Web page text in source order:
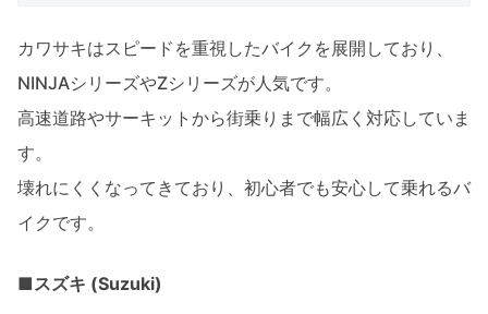
カワサキはスピードを重視したバイクを展開しており、
NINJAシリーズやZシリーズが人気です。
高速道路やサーキットから街乗りまで幅広く対応していま
す。
壊れにくくなってきており、初心者でも安心して乗れるバ
イクです。
■スズキ (Suzuki)